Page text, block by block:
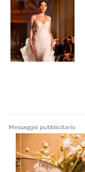
Messaggio pubblicitario